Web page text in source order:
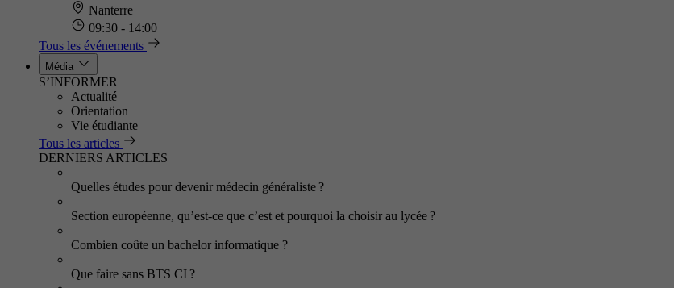
Nanterre
09:30 - 14:00
Tous les événements
Média
S’INFORMER
Actualité
Orientation
Vie étudiante
Tous les articles
DERNIERS ARTICLES
Quelles études pour devenir médecin généraliste ?
Section européenne, qu’est-ce que c’est et pourquoi la choisir au lycée ?
Combien coûte un bachelor informatique ?
Que faire sans BTS CI ?